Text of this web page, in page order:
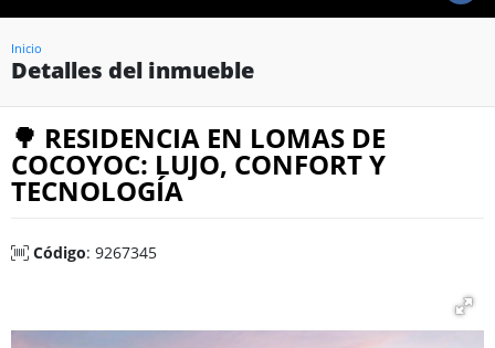
Inicio
Detalles del inmueble
🌳 RESIDENCIA EN LOMAS DE
COCOYOC: LUJO, CONFORT Y
TECNOLOGÍA
Código: 9267345